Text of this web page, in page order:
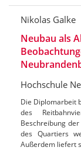
Nikolas Galke
Neubau als
Hochschule
Die Diplomarbeit
des
Beschreibung
des Quartiers
Außerdem liefert